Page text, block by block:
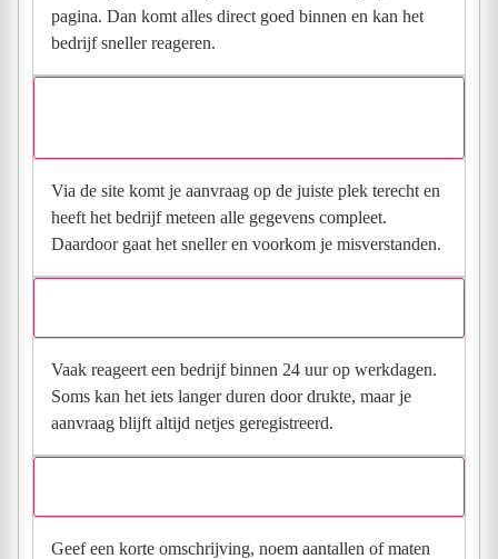
pagina. Dan komt alles direct goed binnen en kan het
bedrijf sneller reageren.
Via de site komt je aanvraag op de juiste plek terecht en
heeft het bedrijf meteen alle gegevens compleet.
Daardoor gaat het sneller en voorkom je misverstanden.
Vaak reageert een bedrijf binnen 24 uur op werkdagen.
Soms kan het iets langer duren door drukte, maar je
aanvraag blijft altijd netjes geregistreerd.
Geef een korte omschrijving, noem aantallen of maten